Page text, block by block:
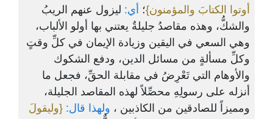
أوتوا الكتابَ والمؤمنون}؛ أي: ليزول عنهم الريبُ
والشكُّ، وهذه مقاصدُ جليلةٌ يعتني بها أولو الألباب،
وهي السعي في اليقين وزيادة الإيمان في كلِّ وقتٍ
وكلِّ مسألةٍ من مسائل الدين، ودفع الشكوك
والأوهام التي تَعْرِضُ في مقابلة الحقِّ، فجعل ما
أنزله على رسولِهِ محصِّلاً لهذه المقاصد الجليلة،
ومميزاً للصادقين من الكاذبين ، ولهذا قال: {وليقولَ